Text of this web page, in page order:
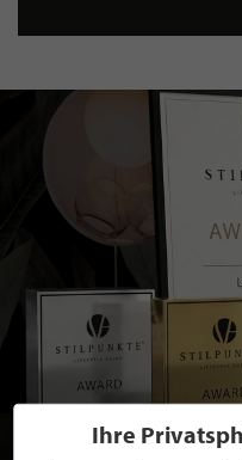
Ihre